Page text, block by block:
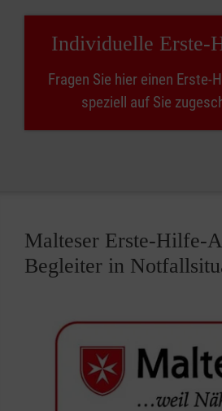
Individuelle Erste-
Fragen Sie hier einen Erste-
speziell auf Sie
Malteser Erste-Hilfe-
Begleiter in